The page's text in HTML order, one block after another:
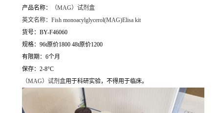
产品名称：
（MAG）试剂盒
英文名称： Fish monoacylglycerol(MAG)Elisa kit
货号：BY-F46060
规格：96t原价1800 48t原价1200
有限期：6个月
保存：2-8°C
（MAG）试剂盒用于科研实验，不得用于临床。